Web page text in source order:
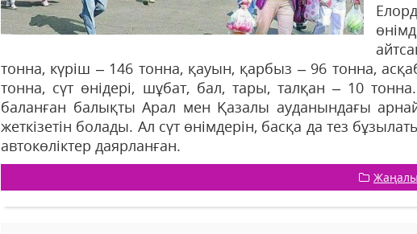
тонна, күріш – 146 тонна, қауын, қарбыз – 96 тонна,
тонна, сүт өнідері, шұбат, бал, тары, талқан – 10
баланған балықты Арал мен Қазалы ауданындағы
жеткізетін болады. Ал сүт өнімдерін, басқа да тез
автокөліктер даярланған.